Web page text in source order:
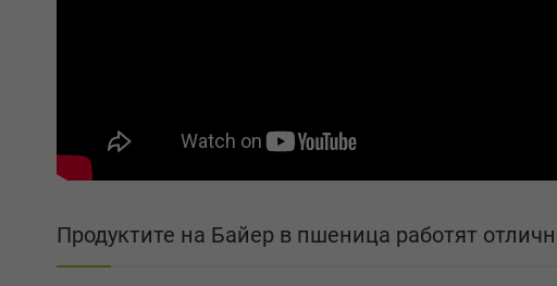
Продуктите на Байер в пшеница работят